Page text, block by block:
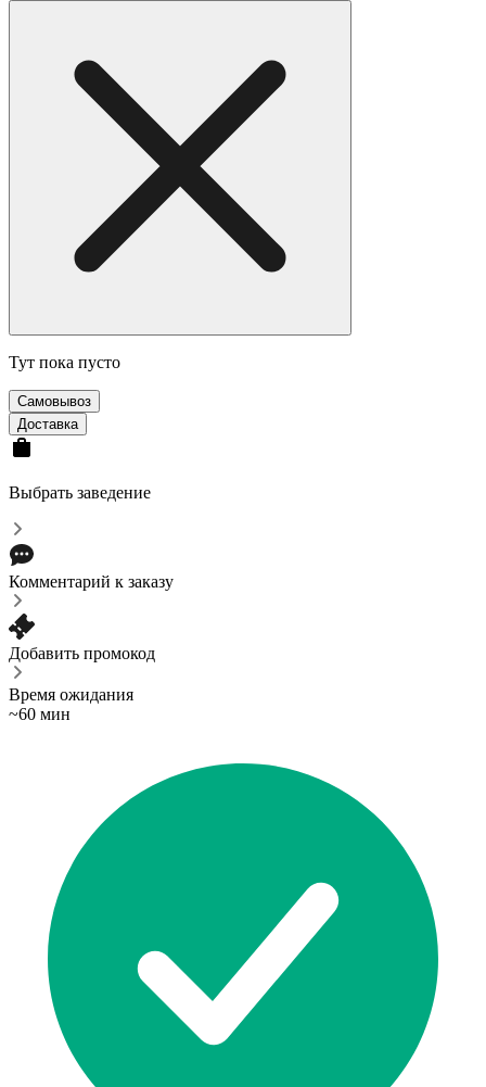
Тут пока пусто
Cамовывоз
Доставка
Выбрать заведение
Комментарий к заказу
Добавить промокод
Время ожидания
~60 мин